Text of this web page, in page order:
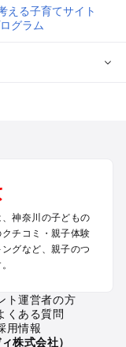
け
け
プールお出かけ
）のプールお出か
神奈川の子どもの
チコミ・親子体験
グなど、親子のつ
ト運営者の方
くある質問
用情報
株式会社）